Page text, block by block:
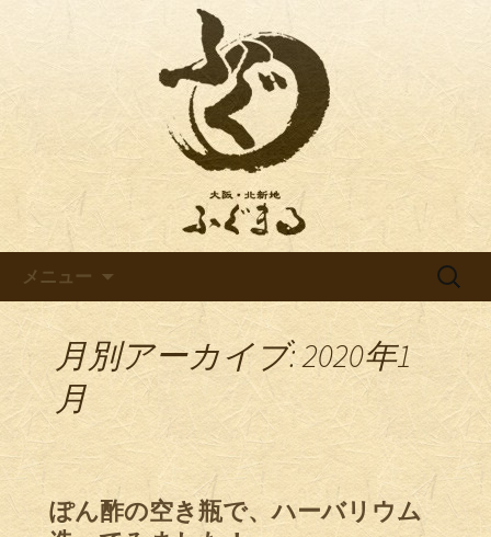
ふぐまるからのお知らせ
ふぐまるならではの情報をお伝えしま
メニュー
検
月別アーカイブ: 2020年1
月
ぽん酢の空き瓶で、ハーバリウム